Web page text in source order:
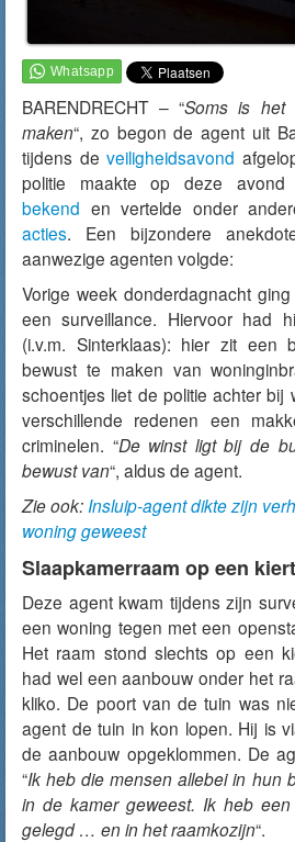
BARENDRECHT – “Soms is het
maken“, zo begon de agent uit
tijdens deveiligheidsavond
politie maakte op deze
bekend en vertelde onder
acties. Een bijzondere
aanwezige agenten volgde:
Vorige week donderdagnacht
een surveillance. Hiervoor had
(i.v.m. Sinterklaas): hier zit een
bewust te maken van
schoentjes liet de politie achter bij
verschillende redenen een
criminelen. “De winst ligt bij de
bewust van“, aldus de agent.
Zie ook: Insluip-agent dikte zijn
woning geweest
Slaapkamerraam op een
Deze agent kwam tijdens zijn
een woning tegen met een
Het raam stond slechts op een
had wel een aanbouw onder het
kliko. De poort van de tuin was
agent de tuin in kon lopen. Hij is
de aanbouw opgeklommen. De
“Ik heb die mensen allebei in hun
in de kamer geweest. Ik heb
gelegd … en in het raamkozijn“.